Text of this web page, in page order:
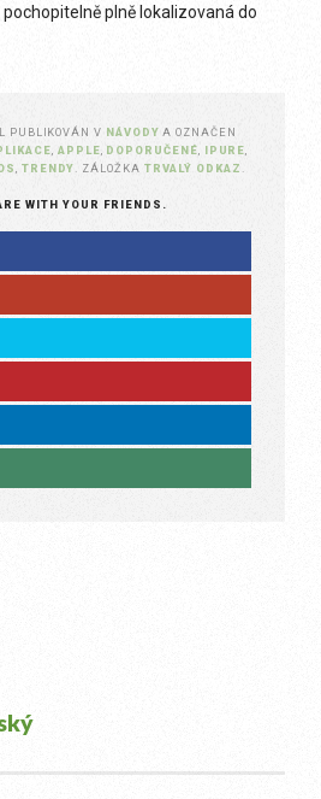
plně lokalizovaná do
PUBLIKOVÁN V NÁVODY A OZNAČEN
APPLE DOPORUČENÉ IPURE
TRENDY . ZÁLOŽKA TRVALÝ ODKAZ
WITH YOUR FRIENDS.